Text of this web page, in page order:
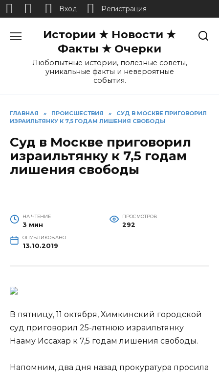
Истории ★ Новости ★
Факты ★ Очерки
Любопытные истории, полезные советы,
уникальные факты и невероятные
события.
ГЛАВНАЯ » ПРОИСШЕСТВИЯ »
СУД В МОСКВЕ ПРИГОВОРИЛ
ИЗРАИЛЬТЯНКУ К 7,5 ГОДАМ ЛИШЕНИЯ СВОБОДЫ
Суд в Москве приговорил
израильтянку к 7,5 годам
лишения свободы
НА ЧТЕНИЕ
3 мин
ПРОСМОТРОВ
292
ОПУБЛИКОВАНО
13.10.2019
В пятницу, 11 октября, Химкинский городской
суд приговорил 25-летнюю израильтянку
Нааму Иссахар к 7,5 годам лишения свободы.
Напомним, два дня назад прокуратура просила
Вход Регистрация